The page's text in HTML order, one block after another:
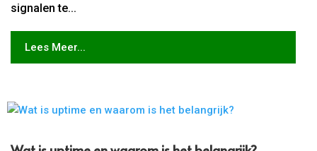
signalen te...
Lees Meer...